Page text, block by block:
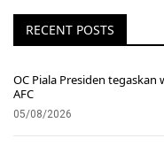
RECENT POSTS
OC Piala Presiden
AFC
05/08/2026